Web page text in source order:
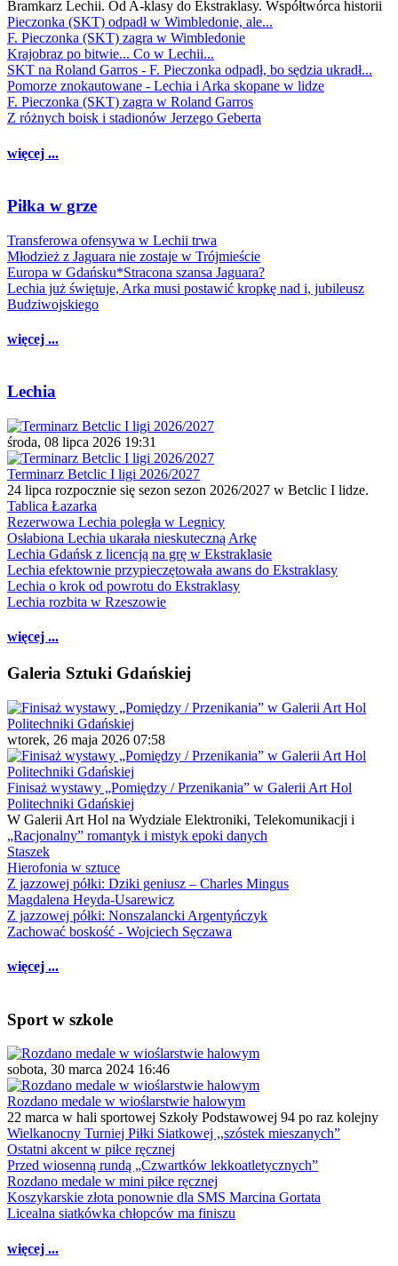
Bramkarz Lechii. Od A-klasy do Ekstraklasy. Współtwórca historii
Pieczonka (SKT) odpadł w Wimbledonie, ale...
F. Pieczonka (SKT) zagra w Wimbledonie
Krajobraz po bitwie... Co w Lechii...
SKT na Roland Garros - F. Pieczonka odpadł, bo sędzia ukradł...
Pomorze znokautowane - Lechia i Arka skopane w lidze
F. Pieczonka (SKT) zagra w Roland Garros
Z różnych boisk i stadionów Jerzego Geberta
więcej ...
Piłka w grze
Transferowa ofensywa w Lechii trwa
Młodzież z Jaguara nie zostaje w Trójmieście
Europa w Gdańsku*Stracona szansa Jaguara?
Lechia już świętuje, Arka musi postawić kropkę nad i, jubileusz
Budziwojskiego
więcej ...
Lechia
środa, 08 lipca 2026 19:31
Terminarz Betclic I ligi 2026/2027
24 lipca rozpocznie się sezon sezon 2026/2027 w Betclic I lidze.
Tablica Łazarka
Rezerwowa Lechia poległa w Legnicy
Osłabiona Lechia ukarała nieskuteczną Arkę
Lechia Gdańsk z licencją na grę w Ekstraklasie
Lechia efektownie przypieczętowała awans do Ekstraklasy
Lechia o krok od powrotu do Ekstraklasy
Lechia rozbita w Rzeszowie
więcej ...
Galeria Sztuki Gdańskiej
wtorek, 26 maja 2026 07:58
Finisaż wystawy „Pomiędzy / Przenikania” w Galerii Art Hol
Politechniki Gdańskiej
W Galerii Art Hol na Wydziale Elektroniki, Telekomunikacji i
„Racjonalny” romantyk i mistyk epoki danych
Staszek
Hierofonia w sztuce
Z jazzowej półki: Dziki geniusz – Charles Mingus
Magdalena Heyda-Usarewicz
Z jazzowej półki: Nonszalancki Argentyńczyk
Zachować boskość - Wojciech Sęczawa
więcej ...
Sport w szkole
sobota, 30 marca 2024 16:46
Rozdano medale w wioślarstwie halowym
22 marca w hali sportowej Szkoły Podstawowej 94 po raz kolejny
Wielkanocny Turniej Piłki Siatkowej ,,szóstek mieszanych”
Ostatni akcent w piłce ręcznej
Przed wiosenną rundą „Czwartków lekkoatletycznych”
Rozdano medale w mini piłce ręcznej
Koszykarskie złota ponownie dla SMS Marcina Gortata
Licealna siatkówka chłopców ma finiszu
więcej ...